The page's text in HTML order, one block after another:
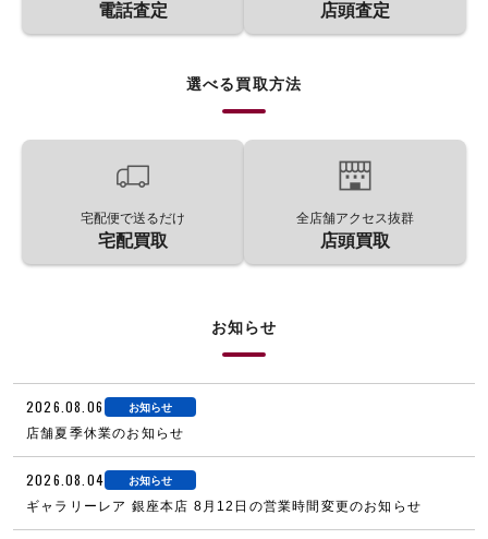
電話査定 店頭査定
選べる買取方法
宅配便で送るだけ
宅配買取
全店舗アクセス抜群
店頭買取
お知らせ
2026.08.06 お知らせ
店舗夏季休業のお知らせ
2026.08.04 お知らせ
ギャラリーレア 銀座本店 8月12日の営業時間変更のお知らせ